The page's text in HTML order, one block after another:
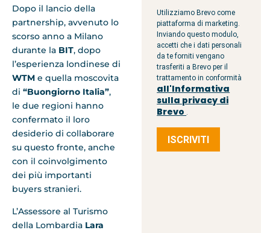
Dopo il lancio della
partnership, avvenuto lo
scorso anno a Milano
durante la BIT, dopo
l’esperienza londinese di
WTM e quella moscovita
di “Buongiorno Italia”,
le due regioni hanno
confermato il loro
desiderio di collaborare
su questo fronte, anche
con il coinvolgimento
dei più importanti
buyers stranieri.
L’Assessore al Turismo
della Lombardia Lara
Utilizziamo Brevo come
piattaforma di marketing.
Inviando questo modulo,
accetti che i dati personali
da te forniti vengano
trasferiti a Brevo per il
trattamento in conformità
all'Informativa
sulla privacy di
Brevo .
ISCRIVITI